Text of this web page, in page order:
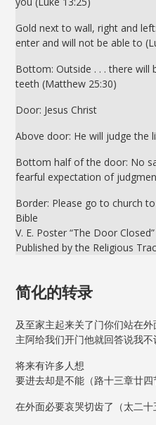
Gold next to wall, right and
enter and will not be able to
Bottom: Outside . . . there will
teeth (Matthew 25:30)
Door: Jesus Christ
Above door: He will judge the
Bottom half of the door: No
fearful expectation of
Border: Please go to church
Bible
V. E. Poster “The Door
Published by the Religious
简化的转录
及至家主起来关了门你们站在
主阿给我们开门他就回答说我不
将来有许多人想
要进去却是不能（路十三章廿四
在外面必要哀哭切齿了（太二十